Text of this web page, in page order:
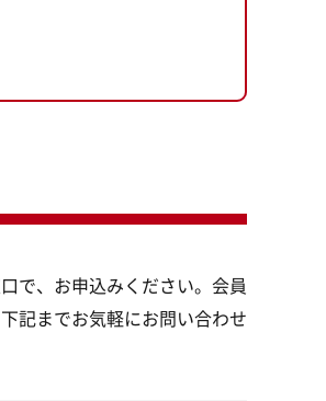
で、お申込みください。会員
記までお気軽にお問い合わせ